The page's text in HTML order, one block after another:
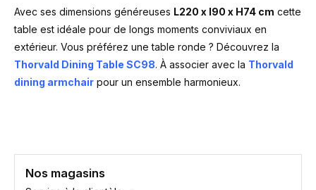
Avec ses dimensions généreuses L220 x l90 x H74 cm cette
table est idéale pour de longs moments conviviaux en
extérieur. Vous préférez une table ronde ? Découvrez la
Thorvald Dining Table SC98. À associer avec la Thorvald
dining armchair pour un ensemble harmonieux.
Nos magasins